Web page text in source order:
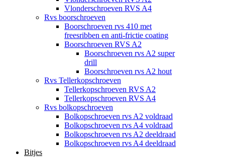
Vlonderschroeven RVS A4
Rvs boorschroeven
Boorschroeven rvs 410 met
freesribben en anti-frictie coating
Boorschroeven RVS A2
Boorschroeven rvs A2 super
drill
Boorschroeven rvs A2 hout
Rvs Tellerkopschroeven
Tellerkopschroeven RVS A2
Tellerkopschroeven RVS A4
Rvs bolkopschroeven
Bolkopschroeven rvs A2 voldraad
Bolkopschroeven rvs A4 voldraad
Bolkopschroeven rvs A2 deeldraad
Bolkopschroeven rvs A4 deeldraad
Bitjes